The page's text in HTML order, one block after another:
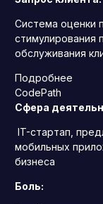
Система оценки
стимулирования
обслуживания
Подробнее
CodePath
Сфера
IT-стартап,
мобильных
бизнеса
Боль: